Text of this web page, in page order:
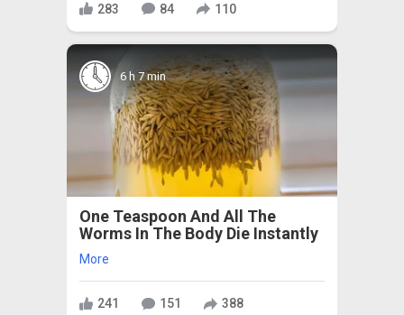
283 84 110
6 h 7 min
One Teaspoon And All The
Worms In The Body Die Instantly
More
241 151 388